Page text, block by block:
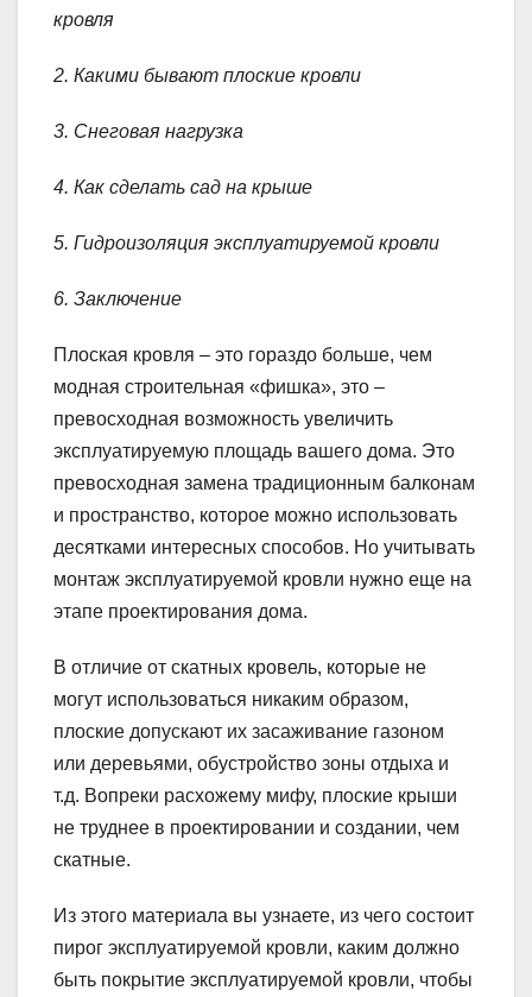
кровля
2. Какими бывают плоские кровли
3. Снеговая нагрузка
4. Как сделать сад на крыше
5. Гидроизоляция эксплуатируемой кровли
6. Заключение
Плоская кровля – это гораздо больше, чем
модная строительная «фишка», это –
превосходная возможность увеличить
эксплуатируемую площадь вашего дома. Это
превосходная замена традиционным балконам
и пространство, которое можно использовать
десятками интересных способов. Но учитывать
монтаж эксплуатируемой кровли нужно еще на
этапе проектирования дома.
В отличие от скатных кровель, которые не
могут использоваться никаким образом,
плоские допускают их засаживание газоном
или деревьями, обустройство зоны отдыха и
т.д. Вопреки расхожему мифу, плоские крыши
не труднее в проектировании и создании, чем
скатные.
Из этого материала вы узнаете, из чего состоит
пирог эксплуатируемой кровли, каким должно
быть покрытие эксплуатируемой кровли, чтобы